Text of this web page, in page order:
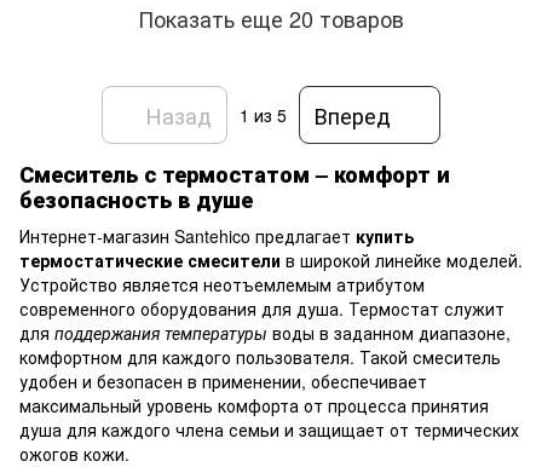
Показать еще 20 товаров
Назад 1 из 5
Вперед
Смеситель с термостатом – комфорт и
безопасность в душе
Интернет-магазин Santehico предлагает купить
термостатические смесители в широкой линейке моделей.
Устройство является неотъемлемым атрибутом
современного оборудования для душа. Термостат служит
для поддержания температуры воды в заданном диапазоне,
комфортном для каждого пользователя. Такой смеситель
удобен и безопасен в применении, обеспечивает
максимальный уровень комфорта от процесса принятия
душа для каждого члена семьи и защищает от термических
ожогов кожи.